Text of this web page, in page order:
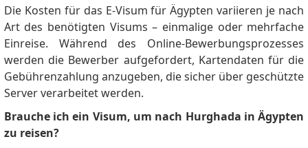
Die Kosten für das E-Visum für Ägypten variieren je nach
Art des benötigten Visums – einmalige oder mehrfache
Einreise. Während des Online-Bewerbungsprozesses
werden die Bewerber aufgefordert, Kartendaten für die
Gebührenzahlung anzugeben, die sicher über geschützte
Server verarbeitet werden.
Brauche ich ein Visum, um nach Hurghada in Ägypten
zu reisen?